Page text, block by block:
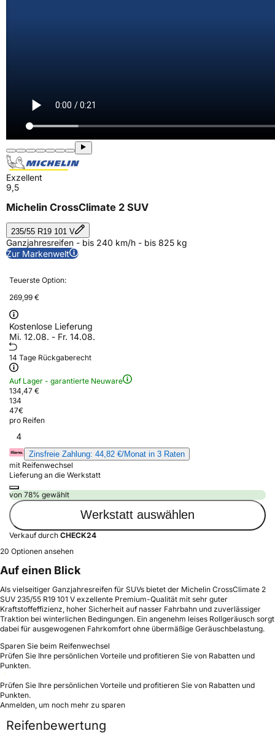
Exzellent
9,5
Michelin CrossClimate 2 SUV
235/55 R19 101 V
Ganzjahresreifen - bis 240 km/h - bis 825 kg
Zur Markenwelt
Teuerste Option:
269,99 €
Kostenlose Lieferung
Mi. 12.08. - Fr. 14.08.
14 Tage Rückgaberecht
Auf Lager - garantierte Neuware
134,47 €
134
47€
pro Reifen
4
Zinsfreie Zahlung: 44,82 €/Monat in 3 Raten
mit Reifenwechsel
Lieferung an die Werkstatt
von 78% gewählt
Werkstatt auswählen
Verkauf durch CHECK24
20 Optionen ansehen
Auf einen Blick
Als vielseitiger Ganzjahresreifen für SUVs bietet der Michelin CrossClimate 2
SUV 235/55 R19 101 V exzellente Premium-Qualität mit sehr guter
Kraftstoffeffizienz, hoher Sicherheit auf nasser Fahrbahn und zuverlässiger
Traktion bei winterlichen Bedingungen. Ein angenehm leises Rollgeräusch sorgt
dabei für ausgewogenen Fahrkomfort ohne übermäßige Geräuschbelastung.
Sparen Sie beim Reifenwechsel
Prüfen Sie Ihre persönlichen Vorteile und profitieren Sie von Rabatten und
Punkten.
Prüfen Sie Ihre persönlichen Vorteile und profitieren Sie von Rabatten und
Punkten.
Anmelden, um noch mehr zu sparen
Reifenbewertung